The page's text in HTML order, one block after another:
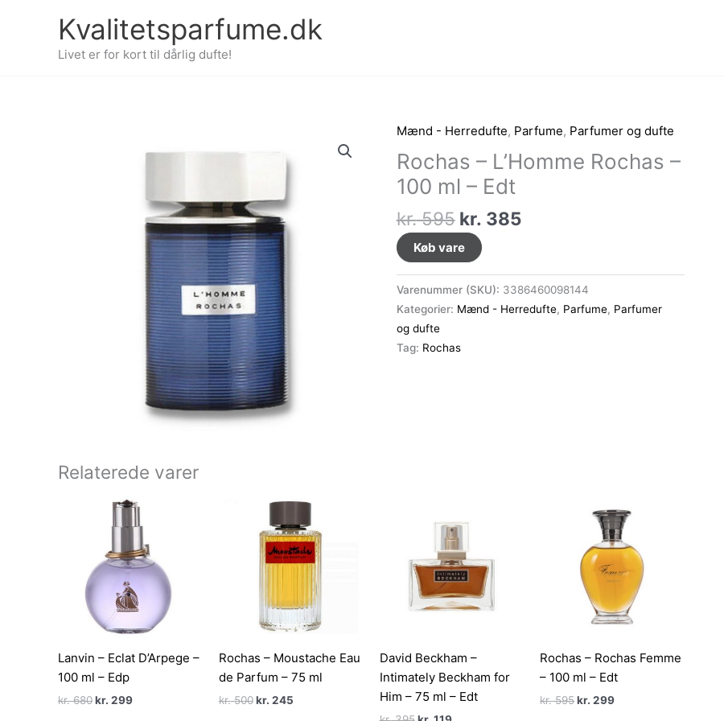
Kvalitetsparfume.dk
Livet er for kort til dårlig dufte!
Mænd - Herredufte, Parfume, Parfumer og dufte
Rochas – L’Homme Rochas –
100 ml – Edt
kr.595 Den
oprindelige
pris
var:
kr. 595.
kr. 385Den
er:
kr. 385.
Køb vare
Varenummer (SKU): 3386460098144
Kategorier: Mænd - Herredufte, Parfume, Parfumer
og dufte
Tag: Rochas
Relaterede varer
Lanvin – Eclat D’Arpege –
100 ml – Edp
kr.680Den
kr. 299Den
Rochas – Moustache Eau
de Parfum – 75 ml
kr.500 Den
kr. 245Den
David Beckham –
Intimately Beckham for
Him – 75 ml – Edt
Den
Den
Rochas – Rochas Femme
– 100 ml – Edt
kr.595Den
kr. 299Den